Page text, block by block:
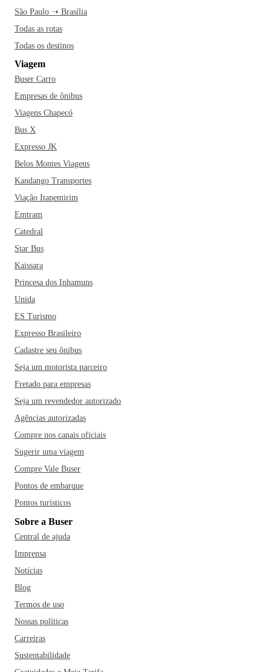
São Paulo ➝ Brasília
Todas as rotas
Todas os destinos
Viagem
Buser Carro
Empresas de ônibus
Viagens Chapecó
Bus X
Expresso JK
Belos Montes Viagens
Kandango Transportes
Viação Itapemirim
Emtram
Catedral
Star Bus
Kaissara
Princesa dos Inhamuns
Unida
ES Turismo
Expresso Brasileiro
Cadastre seu ônibus
Seja um motorista parceiro
Fretado para empresas
Seja um revendedor autorizado
Agências autorizadas
Compre nos canais oficiais
Sugerir uma viagem
Compre Vale Buser
Pontos de embarque
Pontos turísticos
Sobre a Buser
Central de ajuda
Imprensa
Notícias
Blog
Termos de uso
Nossas políticas
Carreiras
Sustentabilidade